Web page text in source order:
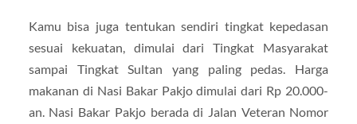
Kamu bisa juga tentukan sendiri tingkat kepedasan
sesuai kekuatan, dimulai dari Tingkat Masyarakat
sampai Tingkat Sultan yang paling pedas. Harga
makanan di Nasi Bakar Pakjo dimulai dari Rp 20.000-
an. Nasi Bakar Pakjo berada di Jalan Veteran Nomor